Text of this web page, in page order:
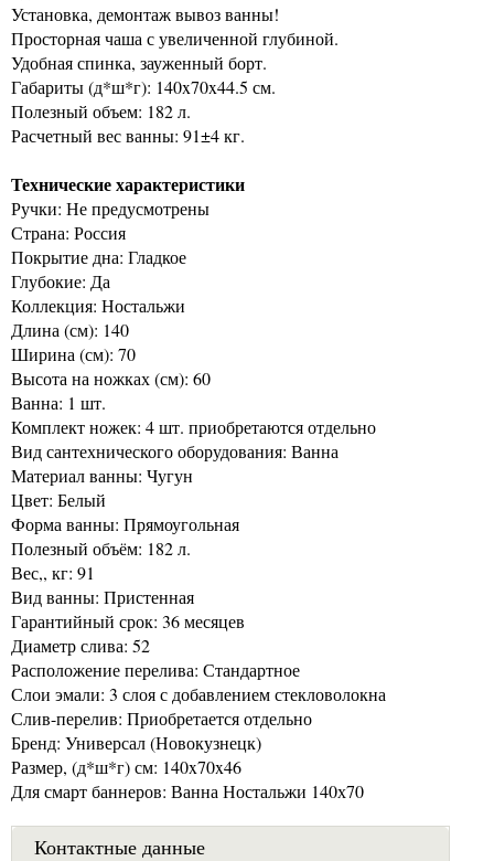
Установка, демонтаж вывоз ванны!
Просторная чаша с увеличенной глубиной.
Удобная спинка, зауженный борт.
Габариты (д*ш*г): 140x70x44.5 см.
Полезный объем: 182 л.
Расчетный вес ванны: 91±4 кг.
Технические характеристики
Ручки: Не предусмотрены
Страна: Россия
Покрытие дна: Гладкое
Глубокие: Да
Коллекция: Ностальжи
Длина (см): 140
Ширина (см): 70
Высота на ножках (см): 60
Ванна: 1 шт.
Комплект ножек: 4 шт. приобретаются отдельно
Вид сантехнического оборудования: Ванна
Материал ванны: Чугун
Цвет: Белый
Форма ванны: Прямоугольная
Полезный объём: 182 л.
Вес,, кг: 91
Вид ванны: Пристенная
Гарантийный срок: 36 месяцев
Диаметр слива: 52
Расположение перелива: Стандартное
Слои эмали: 3 слоя с добавлением стекловолокна
Слив-перелив: Приобретается отдельно
Бренд: Универсал (Новокузнецк)
Размер, (д*ш*г) см: 140x70x46
Для смарт баннеров: Ванна Ностальжи 140х70
Контактные данные